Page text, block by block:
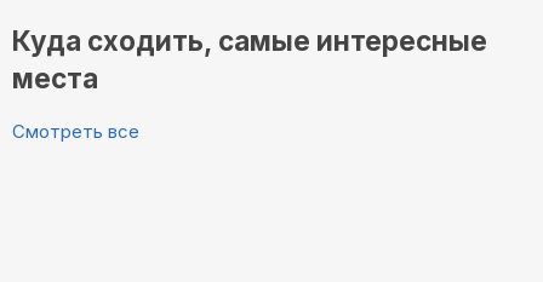
Куда сходить, самые интересные
места
Смотреть все